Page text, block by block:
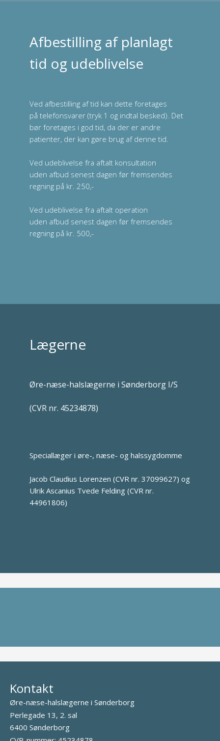
Afbestilling af planlagt
tid og udeblivelse
Ved afbestilling af tid kan dette foretages
på telefonsvarer (tryk 1 og indtal besked). Det
bør foretages i god tid, da der er andre
patienter, der kan gøre brug af denne tid.
Ved udeblivelse fra aftalt konsultation
uden afbud senest dagen før fremsendes
regning på kr. 250,-
Ved udeblivelse fra aftalt operation
uden afbud senest dagen før fremsendes
regning på kr. 500,-
Lægerne
Øre-næse-halslægerne i Sønderborg I/S
(CVR nr. 45234878)
Speciallæger i øre-, næse- og halssygdomme
Jacob Claudius Lorenzen (CVR nr. 37099627) og
Ulrik Ascanius Tvede Felding (CVR nr.
44961806)
Kontakt
Øre-næse-halslægerne i Sønderborg
Perlegade 13, 2. sal
6400 Sønderborg